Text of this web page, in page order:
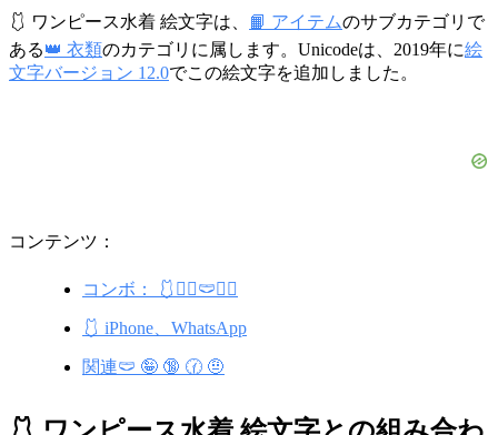
🩱 ワンピース水着 絵文字は、 📙 アイテムのサブカテゴリで
ある👑 衣類のカテゴリに属します。Unicodeは、2019年に絵
文字バージョン 12.0でこの絵文字を追加しました。
コンテンツ：
コンボ： 🩱🏊‍♀️🩲🏊‍♂️
🩱 iPhone、WhatsApp
関連🩲 🤪 🔞 🕜 🤨